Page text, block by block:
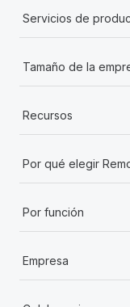
Servicios de
Tamaño de la
Recursos
Por qué elegir
Por función
Empresa